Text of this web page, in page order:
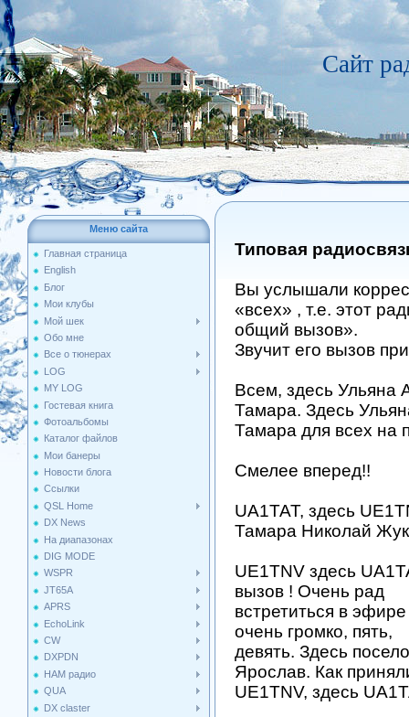
Сайт
Меню сайта
Главная страница
English
Блог
Мои клубы
Мой шек
Обо мне
Все о тюнерах
LOG
MY LOG
Гостевая книга
Фотоальбомы
Каталог файлов
Мои банеры
Новости блога
Ссылки
QSL Home
DX News
На диапазонах
DIG MODE
WSPR
JT65A
APRS
EchoLink
CW
DXPDN
HAM радио
QUA
DX claster
Типовая
Вы услышали
«всех» , т.е. этот
общий вызов».
Звучит его вызов
Всем, здесь
Тамара. Здесь
Тамара для всех на
Смелее вперед!!
UA1TAT, здесь
Тамара Николай
UE1TNV здесь
вызов ! Очень рад
встретиться в
очень громко, пять,
девять. Здесь
Ярослав. Как
UE1TNV, здесь